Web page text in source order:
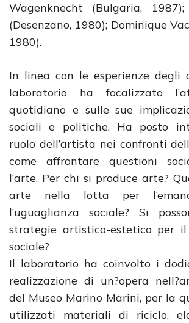
Wagenknecht (Bulgaria,
(Desenzano, 1980); Dominique
1980).
In linea con le esperienze degli
laboratorio ha focalizzato
quotidiano e sulle sue
sociali e politiche. Ha posto
ruolo dell’artista nei confronti
come affrontare questioni
l’arte. Per chi si produce arte?
arte nella lotta per
l’uguaglianza sociale? Si
strategie artistico-estetico per il
sociale?
Il laboratorio ha coinvolto i
realizzazione di un?opera
del Museo Marino Marini, per la
utilizzati materiali di riciclo,